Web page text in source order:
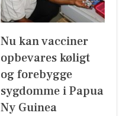
Nu kan vacciner
opbevares køligt
og forebygge
sygdomme i Papua
Ny Guinea